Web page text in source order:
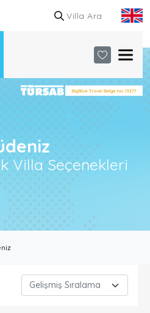
Villa Seçenekleri